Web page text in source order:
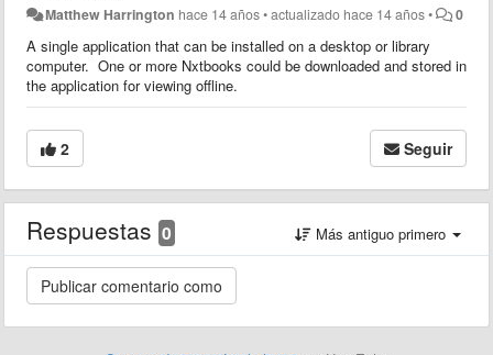
Matthew Harrington hace 14 años•actualizado hace 14 años• 0
A single application that can be installed on a desktop or library
computer. One or more Nxtbooks could be downloaded and stored in
the application for viewing offline.
2 Seguir
Respuestas 0 Más antiguo primero